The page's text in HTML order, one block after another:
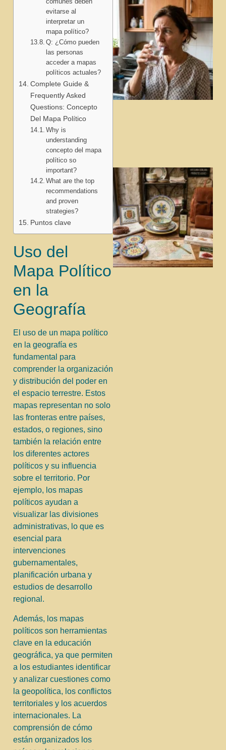
evitarse al
interpretar un
mapa político?
Q: ¿Cómo pueden
las personas
acceder a mapas
políticos actuales?
Complete Guide &
Frequently Asked
Questions: Concepto
Del Mapa Político
Why is
understanding
concepto del mapa
político so
important?
What are the top
recommendations
and proven
strategies?
Puntos clave
Uso del
Mapa Político
en la
Geografía
El uso de un mapa político
en la geografía es
fundamental para
comprender la organización
y distribución del poder en
el espacio terrestre. Estos
mapas representan no solo
las fronteras entre países,
estados, o regiones, sino
también la relación entre
los diferentes actores
políticos y su influencia
sobre el territorio. Por
ejemplo, los mapas
políticos ayudan a
visualizar las divisiones
administrativas, lo que es
esencial para
intervenciones
gubernamentales,
planificación urbana y
estudios de desarrollo
regional.
Además, los mapas
políticos son herramientas
clave en la educación
geográfica, ya que permiten
a los estudiantes identificar
y analizar cuestiones como
la geopolítica, los conflictos
territoriales y los acuerdos
internacionales. La
comprensión de cómo
están organizados los